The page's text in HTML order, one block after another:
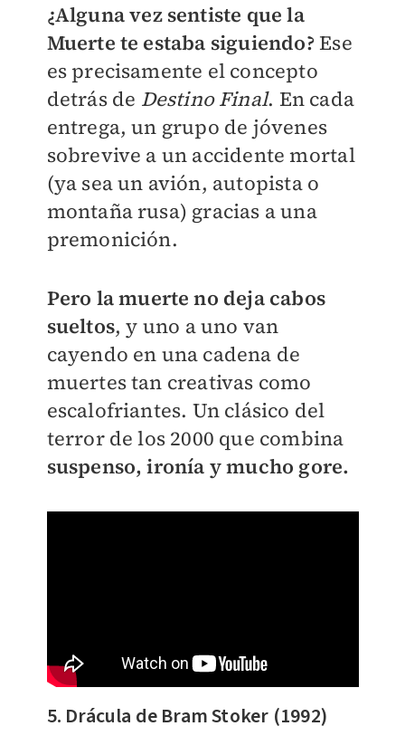
¿Alguna vez sentiste que la
Muerte te estaba siguiendo?Ese
es precisamente el concepto
detrás de Destino Final. En cada
entrega, un grupo de jóvenes
sobrevive a un accidente mortal
(ya sea un avión, autopista o
montaña rusa) gracias a una
premonición.
Pero la muerte no deja cabos
sueltos, y uno a uno van
cayendo en una cadena de
muertes tan creativas como
escalofriantes. Un clásico del
terror de los 2000 que combina
suspenso, ironía y mucho gore.
5. Drácula de Bram Stoker (1992)